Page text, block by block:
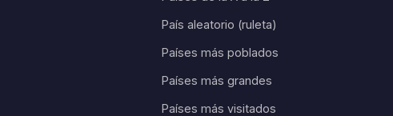
País aleatorio (ruleta)
Países más poblados
Países más grandes
Países más visitados